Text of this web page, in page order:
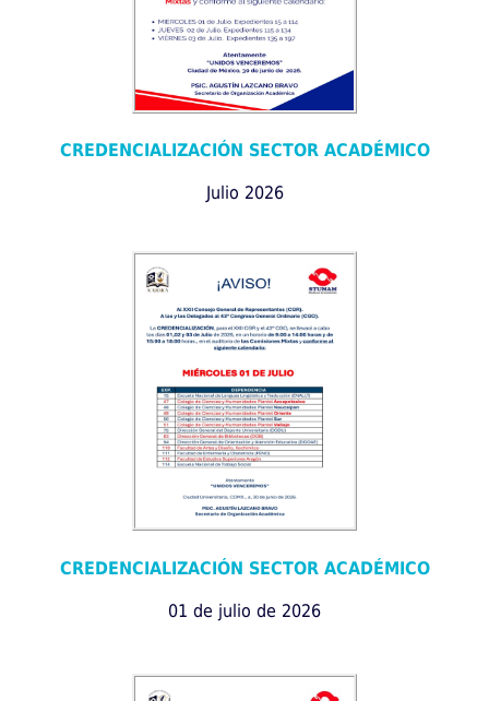
CREDENCIALIZACIÓN SECTOR ACADÉMICO
Julio 2026
CREDENCIALIZACIÓN SECTOR ACADÉMICO
01 de julio de 2026